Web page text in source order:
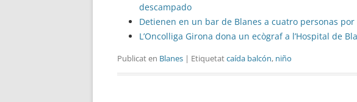
descampado
Detienen en un bar de Blanes a cuatro personas
L’Oncolliga Girona dona un ecògraf a l’Hospital de
Publicat en Blanes | Etiquetatcaída balcón, niño